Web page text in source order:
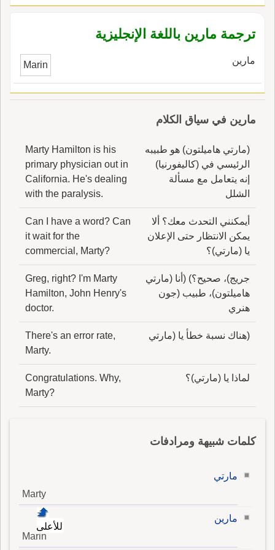
ترجمة مارين باللغة الإنجليزية
مارين Marin
مارين في سياق الكلام
(مارتي هاميلتون) هو طبيبه
الرئيسي في (كاليفورنيا)
إنه يتعامل مع مسألة
الشلل
Marty Hamilton is his
primary physician out in
California. He's dealing
with the paralysis.
أيمكنني التحدث معك؟ ألا
يمكن الانتظار حتى الإعلان
يا (مارتي)؟
Can I have a word? Can
it wait for the
commercial, Marty?
جريج)، صحيح؟) (أنا (مارتي
هاميلتون)، طبيب (جون
هنري
Greg, right? I'm Marty
Hamilton, John Henry's
doctor.
(هناك نسبة خطأ يا (مارتي
There's an error rate,
Marty.
لماذا يا (مارتي)؟
Congratulations. Why,
Marty?
كلمات شبيهة ومرادفات
مارتي
Marty
مارين
Marin
للأعلى